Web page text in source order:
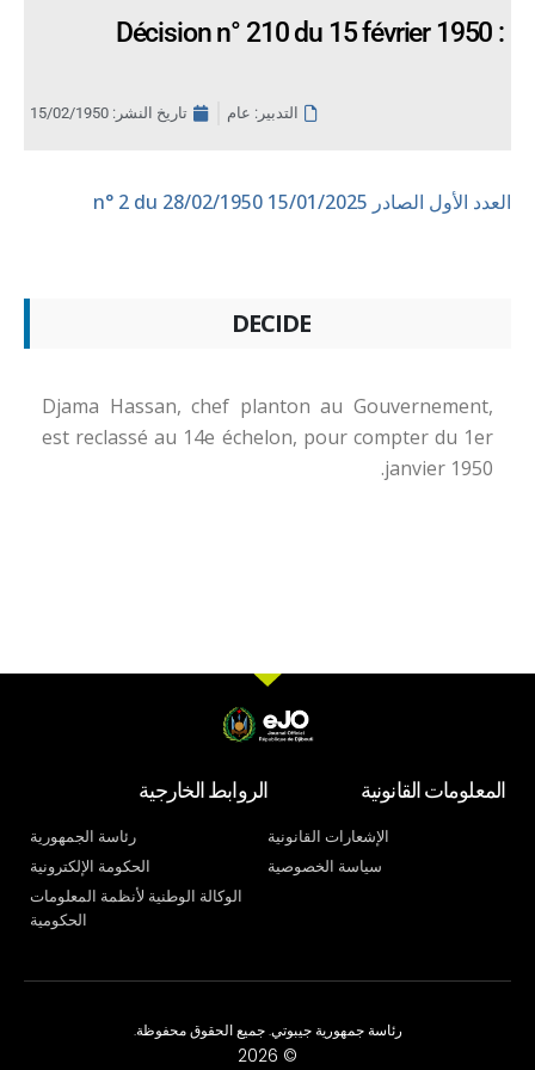
Décision n° 210 du 15 février 1950 :
التدبير: عام تاريخ النشر: 15/02/1950
العدد الأول الصادر 15/01/2025
DECIDE
Djama Hassan, chef planton au Gouvernement,
est reclassé au 14e échelon, pour compter du 1er
janvier 1950.
المعلومات القانونية
الإشعارات القانونية
سياسة الخصوصية
الروابط الخارجية
رئاسة الجمهورية
الحكومة الإلكترونية
الوكالة الوطنية لأنظمة المعلومات
الحكومية
رئاسة جمهورية جيبوتي. جميع الحقوق محفوظة.
© 2026